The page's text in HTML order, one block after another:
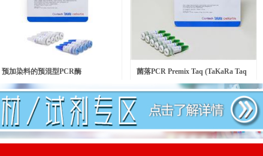
预加染料的预混型PCR酶
SapphireAmp® Fast PCR Master
Mix
￥601.00元/瓶
菌落PCR Premix Taq (TaKaRa Taq
Version 2.0 plus dy
￥140.00元/包